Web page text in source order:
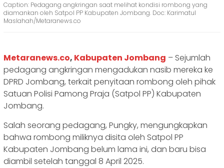
Caption: Pedagang angkringan saat melihat kondisi rombong yang
diamankan oleh Satpol PP Kabupaten Jombang. Doc: Karimatul
Maslahah/Metaranews.co
Metaranews.co, Kabupaten Jombang – Sejumlah
pedagang angkringan mengadukan nasib mereka ke
DPRD Jombang, terkait penyitaan rombong oleh pihak
Satuan Polisi Pamong Praja (Satpol PP) Kabupaten
Jombang.
Salah seorang pedagang, Pungky, mengungkapkan
bahwa rombong miliknya disita oleh Satpol PP
Kabupaten Jombang belum lama ini, dan baru bisa
diambil setelah tanggal 8 April 2025.